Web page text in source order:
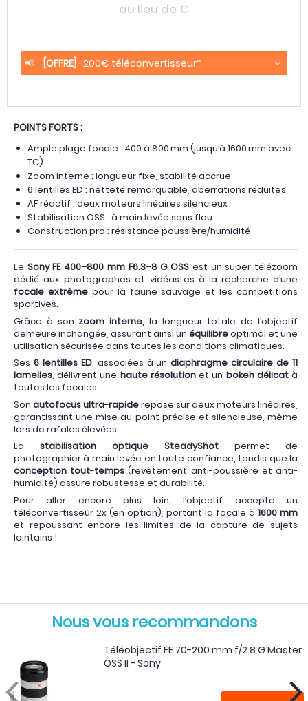
au lieu de €
📢 [OFFRE] -200€ téléconvertisseur*
POINTS FORTS :
Ample plage focale : 400 à 800 mm (jusqu’à 1600 mm avec
TC)
Zoom interne : longueur fixe, stabilité accrue
6 lentilles ED : netteté remarquable, aberrations réduites
AF réactif : deux moteurs linéaires silencieux
Stabilisation OSS : à main levée sans flou
Construction pro : résistance poussière/humidité
Le Sony FE 400–800 mm F6.3–8 G OSS est un super télézoom
dédié aux photographes et vidéastes à la recherche d’une
focale extrêmepour la faune sauvage et les compétitions
sportives.
Grâce à son zoom interne , la longueur totale de l’objectif
demeure inchangée, assurant ainsi un équilibreoptimal et une
utilisation sécurisée dans toutes les conditions climatiques.
Ses 6 lentilles ED, associées à undiaphragme circulaire de 11
lamelles, délivrent une haute résolutionet un bokeh délicatà
toutes les focales.
Son autofocus ultra-rapiderepose sur deux moteurs linéaires,
garantissant une mise au point précise et silencieuse, même
lors de rafales élevées.
La stabilisation optique SteadyShot permet de
photographier à main levée en toute confiance, tandis que la
conception tout-temps (revêtement anti-poussière et anti-
humidité) assure robustesse et durabilité.
Pour aller encore plus loin, l’objectif accepte un
téléconvertisseur 2x (en option), portant la focale à 1600 mm
et repoussant encore les limites de la capture de sujets
lointains !
Nous vous recommandons
Téléobjectif FE 70-200 mm f/2.8 G Master
OSS II - Sony